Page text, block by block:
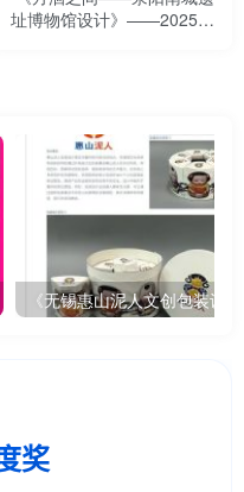
址博物馆设计》——2025两
《无锡惠山泥人文创包装设